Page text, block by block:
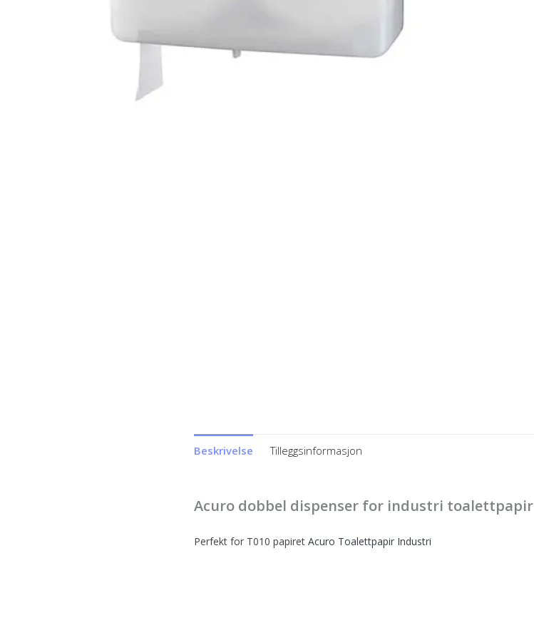
Beskrivelse Tilleggsinformasjon
Acuro dobbel dispenser for industri toalettpapir
Perfekt for T010 papiret Acuro Toalettpapir Industri